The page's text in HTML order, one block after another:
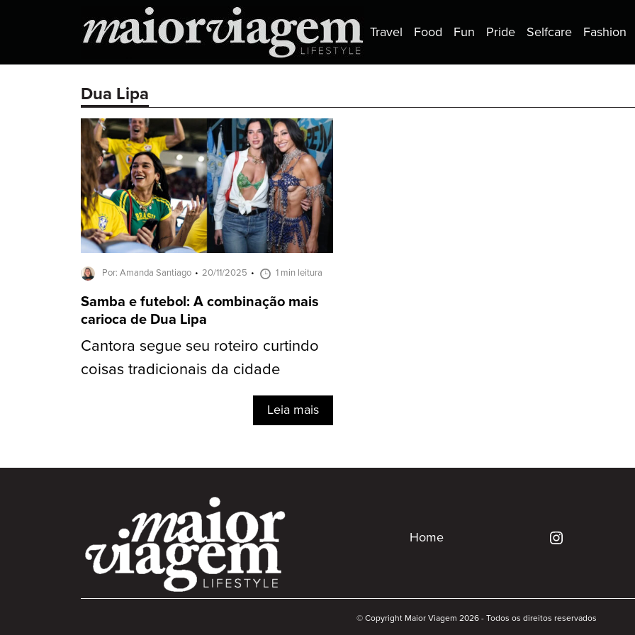
Travel Food Fun Pride Selfcare Fashion
Dua Lipa
Por: Amanda Santiago 20/11/2025 1 min leitura
Samba e futebol: A combinação mais
carioca de Dua Lipa
Cantora segue seu roteiro curtindo
coisas tradicionais da cidade
Leia mais
Home
© Copyright Maior Viagem 2026 - Todos os direitos reservados